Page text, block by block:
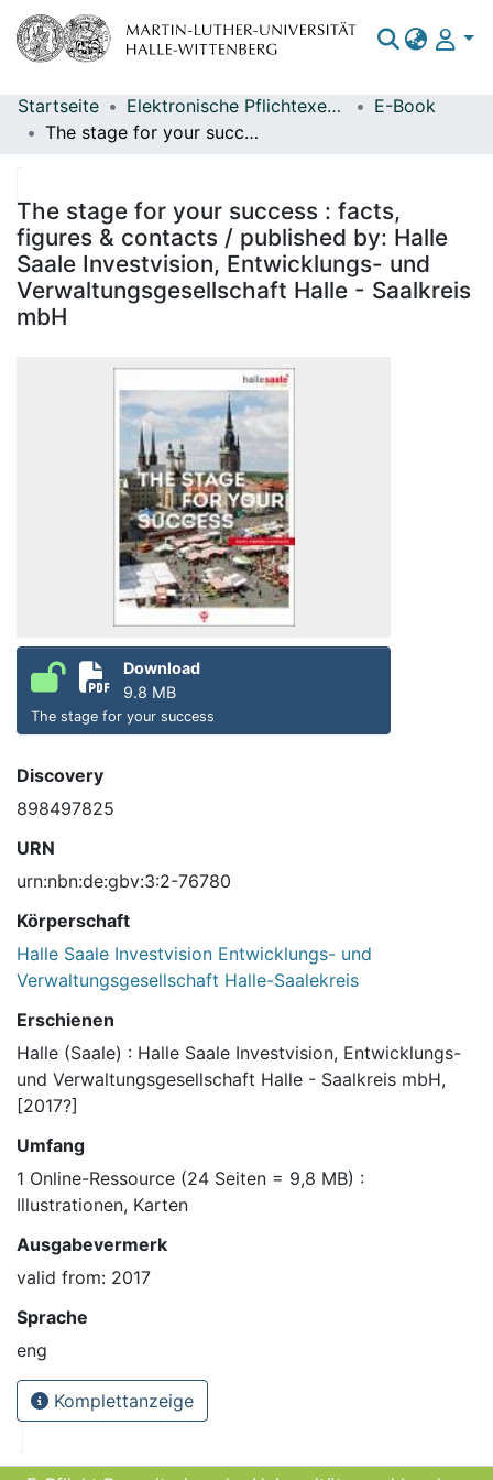
Bereiche & Sammlungen
Statistiken
Startseite Elektronische Pflichtexemplare
E-Book
The stage for your success : facts, figures & contacts / published by: Halle Saale Investvision, Entwicklungs- und Verwaltungsgesellschaft Halle - Saalkreis mbH
The stage for your success : facts,
figures & contacts / published by: Halle
Saale Investvision, Entwicklungs- und
Verwaltungsgesellschaft Halle - Saalkreis
mbH
Download
9.8 MB
The stage for your success
Discovery
898497825
URN
urn:nbn:de:gbv:3:2-76780
Körperschaft
Halle Saale Investvision Entwicklungs- und
Verwaltungsgesellschaft Halle-Saalekreis
Erschienen
Halle (Saale) : Halle Saale Investvision, Entwicklungs-
und Verwaltungsgesellschaft Halle - Saalkreis mbH,
[2017?]
Umfang
1 Online-Ressource (24 Seiten = 9,8 MB) :
Illustrationen, Karten
Ausgabevermerk
valid from: 2017
Sprache
eng
Komplettanzeige